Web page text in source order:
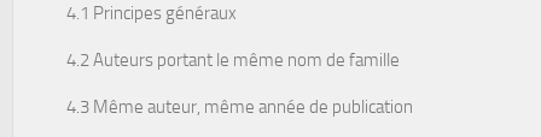
4.1 Principes généraux
4.2 Auteurs portant le même nom de famille
4.3 Même auteur, même année de publication